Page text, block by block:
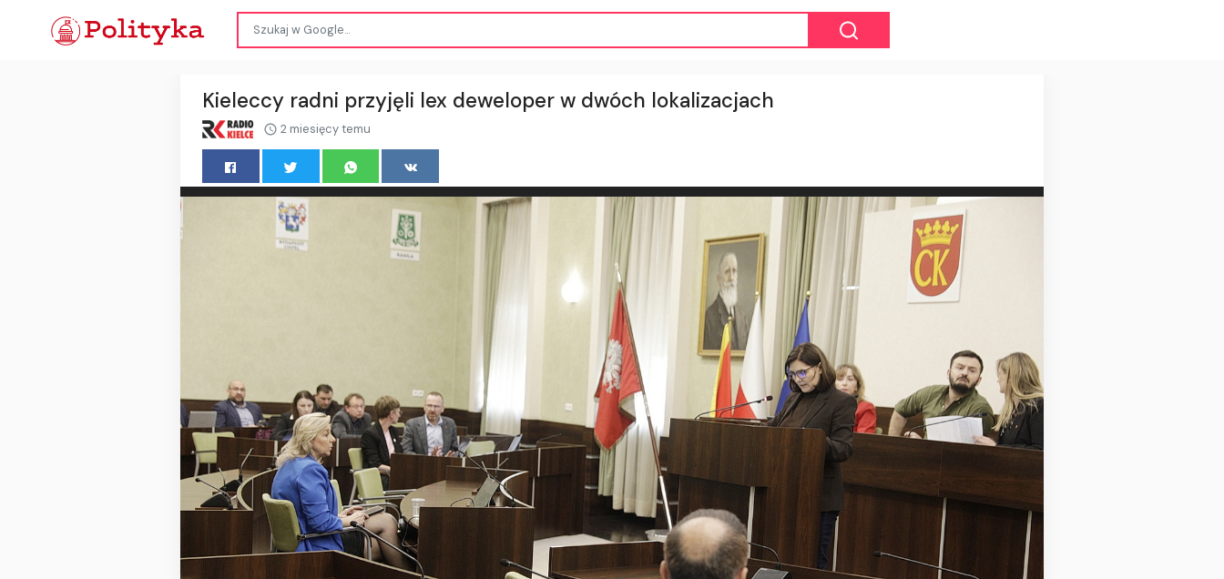
Kieleccy radni przyjęli lex deweloper w dwóch lokalizacjach
2 miesięcy temu